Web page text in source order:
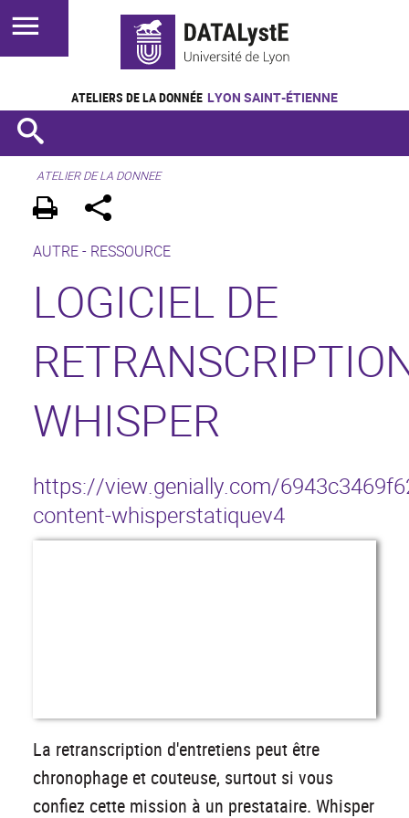
ATELIERS DE LA DONNÉE LYON SAINT-ÉTIENNE
ATELIER DE LA DONNEE
AUTRE - RESSOURCE
LOGICIEL DE
WHISPER
https://view.genially.com/
content-whisperstatiquev4
La retranscription d'entretiens peut être
chronophage et couteuse, surtout si vous
confiez cette mission à un prestataire. Whisper